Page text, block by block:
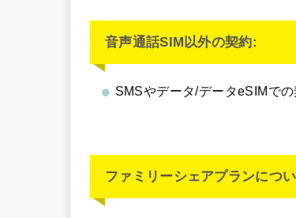
音声通話SIM以外の契約:
SMSやデータ/データeSIMで
ファミリーシェアプランにつ